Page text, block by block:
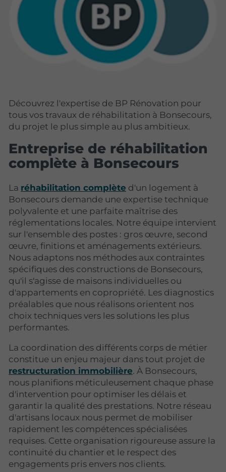
Découvrez l'expertise de BP Rénovation pour
tous vos travaux de réhabilitation à Bonsecours,
du projet le plus simple au plus ambitieux.
Entreprise de réhabilitation
complète à Bonsecours
La réhabilitation complète d'un logement à
Bonsecours demande une expertise technique
polyvalente et une parfaite maîtrise des
réglementations locales. Notre équipe intervient
sur l'ensemble des postes : gros œuvre, second
œuvre, finitions et aménagements extérieurs.
Nous adaptons nos méthodes aux contraintes
spécifiques des constructions de Bonsecours,
qu'il s'agisse de maisons individuelles ou
d'appartements en copropriété. Les diagnostics
préalables que nous réalisons orientent nos
choix techniques vers les solutions les plus
performantes.
La coordination des différents corps de métier
constitue un enjeu majeur dans tout projet de
restructuration immobilière. À Bonsecours,
nous planifions méticuleusement chaque phase
d'intervention pour optimiser les délais et
garantir la qualité des prestations. Notre réseau
d'artisans locaux nous permet de mobiliser
rapidement les compétences spécialisées
requises. Cette organisation rigoureuse assure la
continuité du chantier et le respect des
engagements pris envers nos clients.